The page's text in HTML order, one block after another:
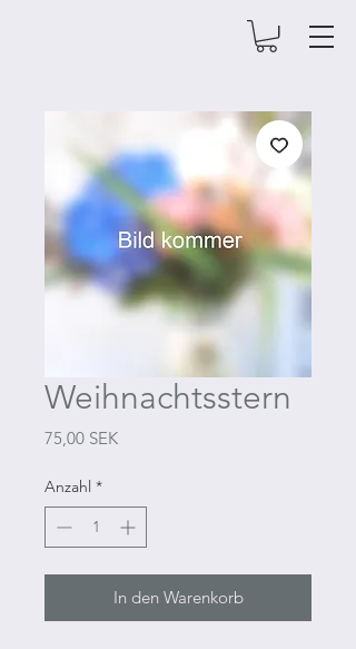
Weihnachtsstern
75,00 SEKPreis
Anzahl *
In den Warenkorb